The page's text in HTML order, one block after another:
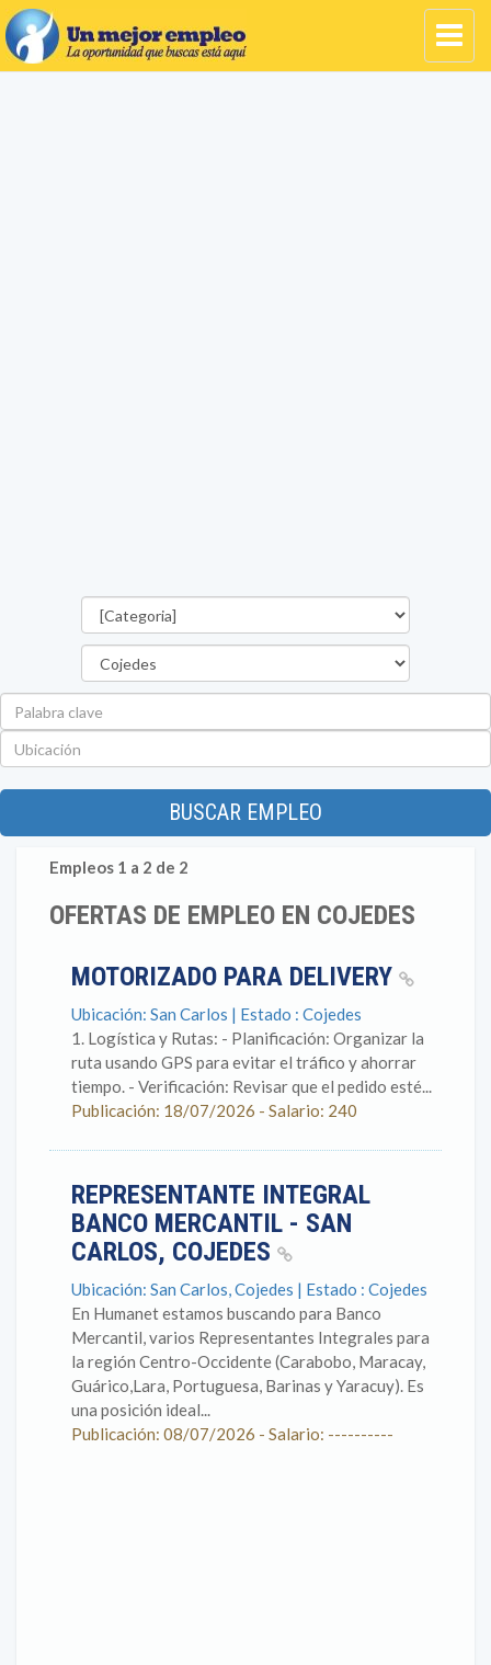
BUSCAR EMPLEO
Empleos 1 a 2 de 2
OFERTAS DE EMPLEO EN COJEDES
MOTORIZADO PARA DELIVERY
Ubicación: San Carlos | Estado : Cojedes
1. Logística y Rutas: - Planificación: Organizar la
ruta usando GPS para evitar el tráfico y ahorrar
tiempo. - Verificación: Revisar que el pedido esté...
Publicación: 18/07/2026 - Salario: 240
REPRESENTANTE INTEGRAL
BANCO MERCANTIL - SAN
CARLOS, COJEDES
Ubicación: San Carlos, Cojedes | Estado : Cojedes
En Humanet estamos buscando para Banco
Mercantil, varios Representantes Integrales para
la región Centro-Occidente (Carabobo, Maracay,
Guárico,Lara, Portuguesa, Barinas y Yaracuy). Es
una posición ideal...
Publicación: 08/07/2026 - Salario: ----------